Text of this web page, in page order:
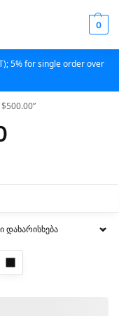
0
5% for single order over